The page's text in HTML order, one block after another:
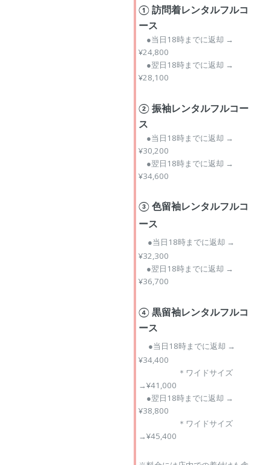
① 訪問着レンタルフルコ
ース
●当日18時までに返却 →
¥24,800
●翌日18時までに返却 →
¥28,100
② 振袖レンタルフルコー
ス
●当日18時までに返却 →
¥30,200
●翌日18時までに返却 →
¥34,600
③ 色留袖レンタルフルコ
ース
●当日18時までに返却 →
¥32,300
●翌日18時までに返却 →
¥36,700
④ 黒留袖レンタルフルコ
ース
●当日18時までに返却 →
¥34,400
＊ワイドサイズ
→¥41,000
●翌日18時までに返却 →
¥38,800
＊ワイドサイズ
→¥45,400